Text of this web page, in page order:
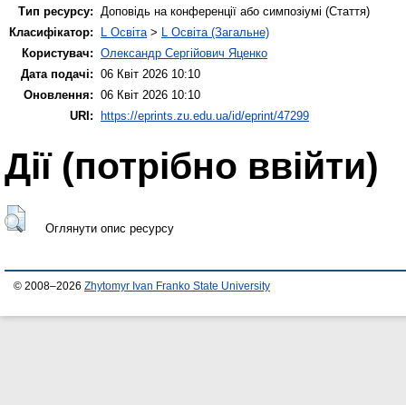
Тип ресурсу: Доповідь на конференції або симпозіумі (Стаття)
Класифікатор:
L Освіта> L Освіта (Загальне)
Користувач: Олександр Сергійович Яценко
Дата подачі: 06 Квіт 2026 10:10
Оновлення: 06 Квіт 2026 10:10
URI:
https://eprints.zu.edu.ua/id/eprint/47299
Дії ​​(потрібно ввійти)
Оглянути опис ресурсу
© 2008–2026 Zhytomyr Ivan Franko State University